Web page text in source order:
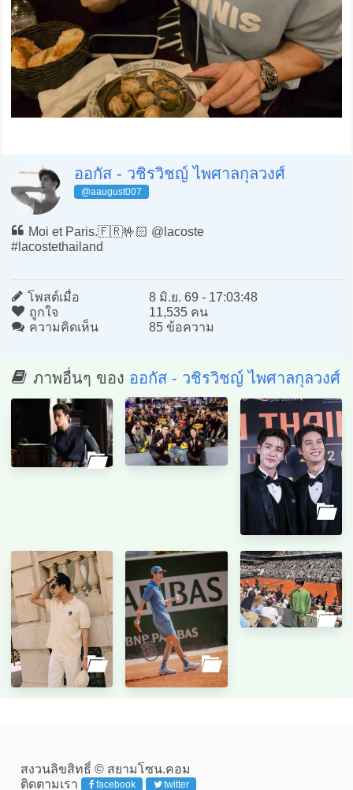
ออกัส - วชิรวิชญ์ ไพศาลกุลวงศ์
@aaugust007
Moi et Paris.🇫🇷🤟🏻 @lacoste
#lacostethailand
โพสต์เมื่อ
8 มิ.ย. 69 - 17:03:48
ถูกใจ
11,535 คน
ความคิดเห็น
85 ข้อความ
ภาพอื่นๆ ของ ออกัส - วชิรวิชญ์ ไพศาลกุลวงศ์
สงวนลิขสิทธิ์ © สยามโซน.คอม
ติดตามเรา
facebook twitter